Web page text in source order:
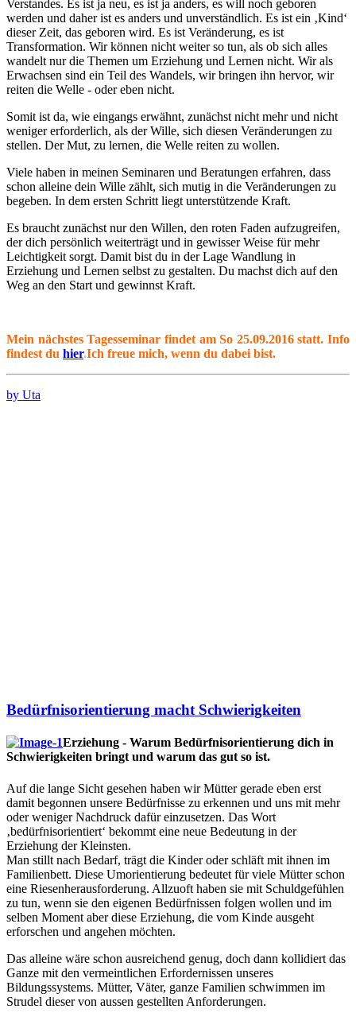
Verstandes. Es ist ja neu, es ist ja anders, es will noch geboren
werden und daher ist es anders und unverständlich. Es ist ein ‚Kind‘
dieser Zeit, das geboren wird. Es ist Veränderung, es ist
Transformation. Wir können nicht weiter so tun, als ob sich alles
wandelt nur die Themen um Erziehung und Lernen nicht. Wir als
Erwachsen sind ein Teil des Wandels, wir bringen ihn hervor, wir
reiten die Welle - oder eben nicht.
Somit ist da, wie eingangs erwähnt, zunächst nicht mehr und nicht
weniger erforderlich, als der Wille, sich diesen Veränderungen zu
stellen. Der Mut, zu lernen, die Welle reiten zu wollen.
Viele haben in meinen Seminaren und Beratungen erfahren, dass
schon alleine dein Wille zählt, sich mutig in die Veränderungen zu
begeben. In dem ersten Schritt liegt unterstützende Kraft.
Es braucht zunächst nur den Willen, den roten Faden aufzugreifen,
der dich persönlich weiterträgt und in gewisser Weise für mehr
Leichtigkeit sorgt. Damit bist du in der Lage Wandlung in
Erziehung und Lernen selbst zu gestalten. Du machst dich auf den
Weg an den Start und gewinnst Kraft.
Mein nächstes Tagesseminar findet am So 25.09.2016 statt. Info
findest du hier.Ich freue mich, wenn du dabei bist.
by Uta
Bedürfnisorientierung macht Schwierigkeiten
Erziehung - Warum Bedürfnisorientierung dich in
Schwierigkeiten bringt und warum das gut so ist.
Auf die lange Sicht gesehen haben wir Mütter gerade eben erst
damit begonnen unsere Bedürfnisse zu erkennen und uns mit mehr
oder weniger Nachdruck dafür einzusetzen. Das Wort
‚bedürfnisorientiert‘ bekommt eine neue Bedeutung in der
Erziehung der Kleinsten.
Man stillt nach Bedarf, trägt die Kinder oder schläft mit ihnen im
Familienbett. Diese Umorientierung bedeutet für viele Mütter schon
eine Riesenherausforderung. Allzuoft haben sie mit Schuldgefühlen
zu tun, wenn sie den eigenen Bedürfnissen folgen wollen und im
selben Moment aber diese Erziehung, die vom Kinde ausgeht
erforschen und angehen möchten.
Das alleine wäre schon ausreichend genug, doch dann kollidiert das
Ganze mit den vermeintlichen Erfordernissen unseres
Bildungssystems. Mütter, Väter, ganze Familien schwimmen im
Strudel dieser von aussen gestellten Anforderungen.